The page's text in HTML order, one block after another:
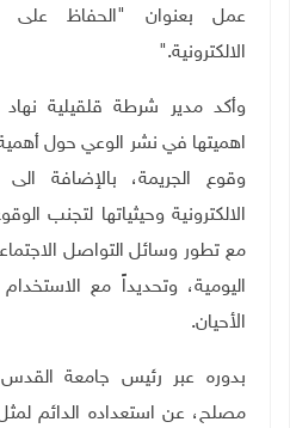
عمل بعنوان
"الحفاظ على
الالكترونية".
وأكد مدير شرطة قلقيلية
اهميتها في نشر الوعي حول
وقوع الجريمة، بالإضافة
الالكترونية وحيثياتها لتجنب
مع تطور وسائل التواصل
اليومية، وتحديداً مع
الأحيان.
بدوره عبر رئيس جامعة القدس
مصلح، عن استعداده الدائم